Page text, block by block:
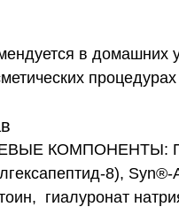
в домашних
КОМПОНЕНТЫ:
8),
гиалуронат